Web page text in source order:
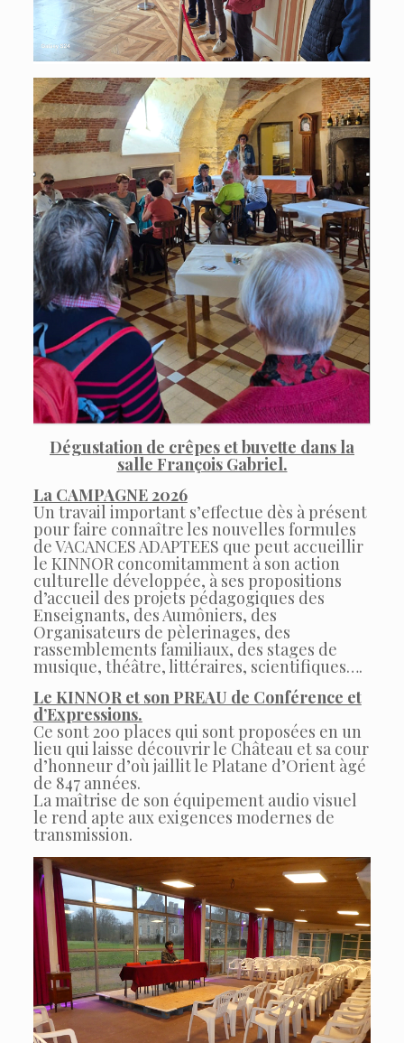
Dégustation de crêpes et buvette dans la
salle François Gabriel.
La CAMPAGNE 2026
Un travail important s’effectue dès à présent
pour faire connaître les nouvelles formules
de VACANCES ADAPTEES que peut accueillir
le KINNOR concomitamment à son action
culturelle développée, à ses propositions
d’accueil des projets pédagogiques des
Enseignants, des Aumôniers, des
Organisateurs de pèlerinages, des
rassemblements familiaux, des stages de
musique, théâtre, littéraires, scientifiques….
Le KINNOR et son PREAU de Conférence et
d’Expressions.
Ce sont 200 places qui sont proposées en un
lieu qui laisse découvrir le Château et sa cour
d’honneur d’où jaillit le Platane d’Orient àgé
de 847 années.
La maîtrise de son équipement audio visuel
le rend apte aux exigences modernes de
transmission.